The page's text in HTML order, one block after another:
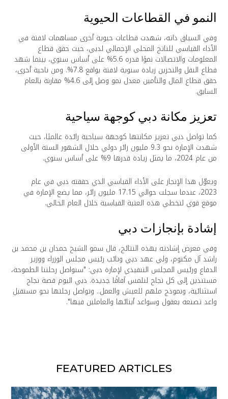
النمو في القطاعات الحيوية
وفي السياق ذاته، شهدت قطاعات حيوية أخرى مساهمات لافتة في
الأداء القياسي للناتج المحلي الإجمالي لدبي، حيث حقق قطاع
المعلومات والاتصالات نموًا قدره 5.6% على أساس سنوي، بينما شهد
قطاع النقل والتخزين زيادة سنوية لافتة بواقع 7.8%. ومن ناحية أخرى،
حقق قطاع المال والتأمين معدل نمو وصل إلى 4.6% مقارنة بالعام
السابق.
تعزيز مكانة دبي كوجهة سياحية
كما تواصل دبي تعزيز مكانتها كوجهة سياحية رائدة عالميًا، حيث
شهدت الإمارة نحو 9.3 مليون زائر دولي خلال الشهور الستة الأولى
من عام 2024، ما يمثل زيادة قدرها 9% على أساس سنوي.
ويعوّل هذا الإنجاز على الأداء القياسي الذي حققته دبي في عام
2023، عندما سجلت حوالي 17.15 مليون زائر، مما يضع الإمارة في
موقع قوي لتخطي هذه العتبة القياسية خلال العام الحالي.
إشادة بإنجازات دبي
وفي معرض إشادته بهذه النتائج، قال سمو الشيخ حمدان بن محمد بن
راشد آل مكتوم، ولي عهد دبي ونائب رئيس مجلس الوزراء ووزير
الدفاع ورئيس المجلس التنفيذي لإمارة دبي: "سنواصل رحلتنا الطموحة،
مستندين إلى كل نجاح لنلمس آفاقًا جديدة. دبي اليوم قصة نجاح
استثنائية، ونموذج ملهم للعيش والعمل.. وتواصل رحلتها نحو مستقبل
واعد تصنعه بعقول وسواعد أبنائها والعاملين فيها".
FEATURED ARTICLES